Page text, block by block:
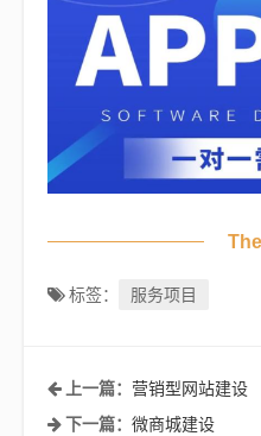
标签： 服务项目
上一篇：营销型网站建设
下一篇：微商城建设